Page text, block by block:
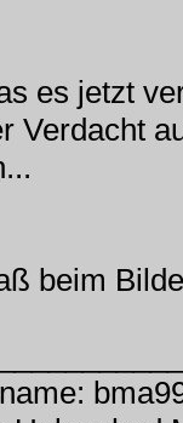
es jetzt
Verdacht
beim